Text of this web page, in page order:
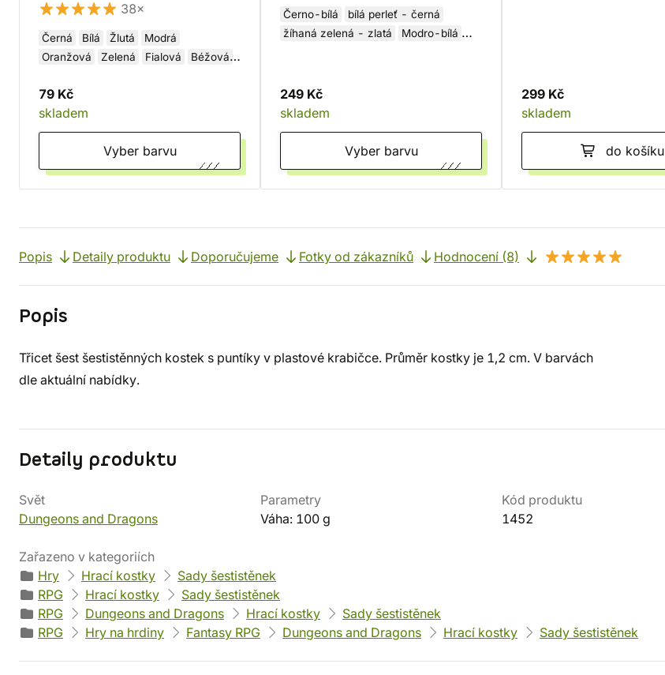
38×
Černá Bílá Žlutá
Modrá
Oranžová
Zelená Fialová
Béžová
79 Kč
skladem
Vyber barvu
Černo-bílá
bílá perleť - černá
žíhaná zelená - zlatá
Modro-bílá
249 Kč
skladem
Vyber barvu
299 Kč
skladem
do košíku
Popis Detaily produktu Doporučujeme Fotky od zákazníků Hodnocení (8)
Popis
Třicet šest šestistěnných kostek s puntíky v plastové krabičce. Průměr kostky je 1,2 cm. V barvách
dle aktuální nabídky.
Detaily produktu
Svět
Dungeons and Dragons
Parametry
Váha: 100 g
Kód produktu
1452
Zařazeno v kategoriích
Hry
Hrací kostky
Sady šestistěnek
RPG
Hrací kostky
Sady šestistěnek
RPG
Dungeons and Dragons Hrací kostky
Sady šestistěnek
RPG
Hry na hrdiny Fantasy RPG Dungeons and Dragons Hrací kostky Sady šestistěnek